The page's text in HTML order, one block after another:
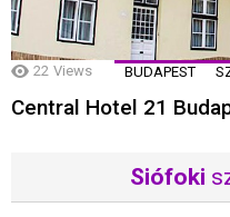
22 Views BUDAPEST
Central Hotel 21
Siófoki